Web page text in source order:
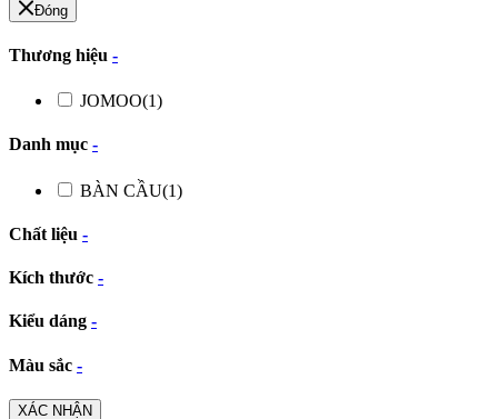
Đóng
Thương hiệu -
JOMOO(1)
Danh mục -
BÀN CẦU(1)
Chất liệu -
Kích thước -
Kiểu dáng -
Màu sắc -
XÁC NHẬN